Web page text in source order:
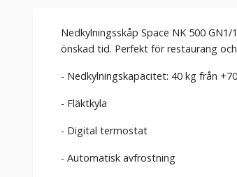
Nedkylningsskåp Space NK 500
önskad tid. Perfekt för restaurang
- Nedkylningskapacitet: 40 kg från
- Fläktkyla
- Digital termostat
- Automatisk avfrostning